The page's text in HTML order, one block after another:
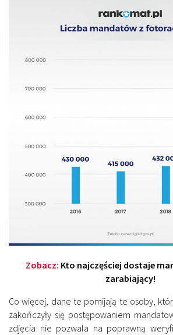
Zobacz: Kto najczęściej dostaje
zarabiający!
Co więcej, dane te pomijają te osoby,
zakończyły się postępowaniem
zdjęcia nie pozwala na poprawną